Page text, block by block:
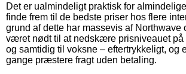
Det er ualmindeligt praktisk for
finde frem til de bedste priser hos flere
grund af dette har massevis af Northwave
været nødt til at nedskære prisniveauet på
og samtidig til voksne – eftertrykkeligt, og
gange præstere fragt uden betaling.